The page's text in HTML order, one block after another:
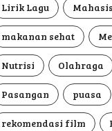
Lirik Lagu
makanan sehat
Nutrisi Olahraga
Pasangan puasa
rekomendasi film